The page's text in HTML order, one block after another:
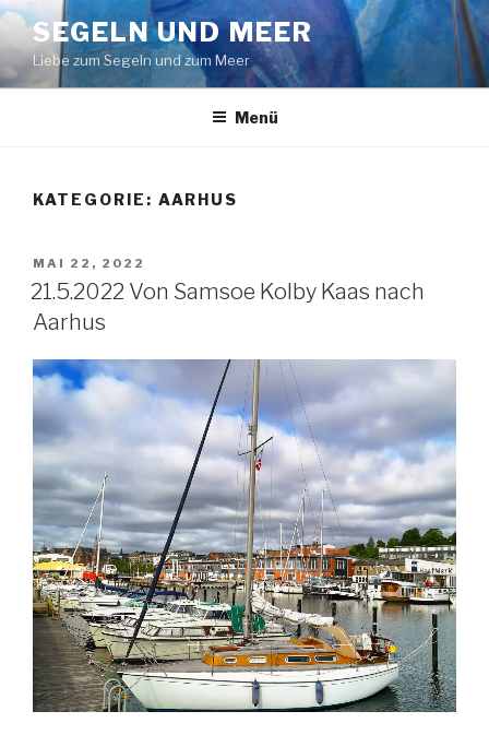
Zum
Inhalt
springen
SEGELN UND MEER
Liebe zum Segeln und zum Meer
Menü
KATEGORIE: AARHUS
VERÖFFENTLICHT
AM
MAI 22, 2022
21.5.2022 Von Samsoe Kolby Kaas nach
Aarhus